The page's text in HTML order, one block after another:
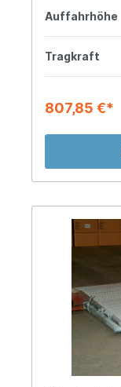
Auffahrhöhe
Tragkraft
807,85 €*